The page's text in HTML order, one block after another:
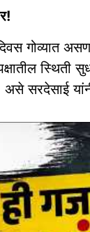
गोव्यात
स्थिती
असे सरदेसाई